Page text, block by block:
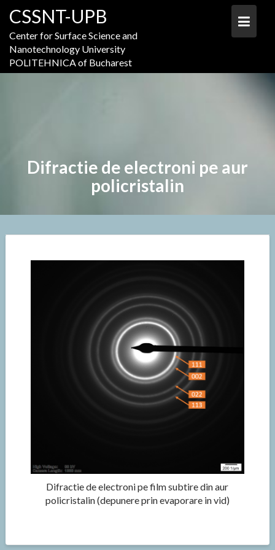
content
CSSNT-UPB
Center for Surface Science and
Nanotechnology University
POLITEHNICA of Bucharest
Difractie de electroni pe aur
policristalin
Difractie de electroni pe film subtire din aur
policristalin (depunere prin evaporare in vid)